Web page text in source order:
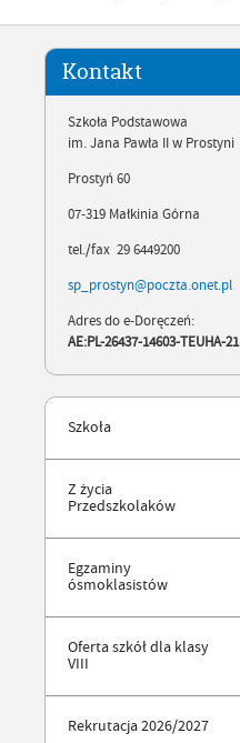
Kontakt
Szkoła Podstawowa
im. Jana Pawła II w Prostyni
Prostyń 60
07-319 Małkinia Górna
tel./fax 29 6449200
sp_prostyn@poczta.onet.pl
Adres do e-Doręczeń:
AE:PL-26437-14603-TEUHA-21
Szkoła
Z życia
Przedszkolaków
Egzaminy
ósmoklasistów
Oferta szkół dla klasy
VIII
Rekrutacja 2026/2027